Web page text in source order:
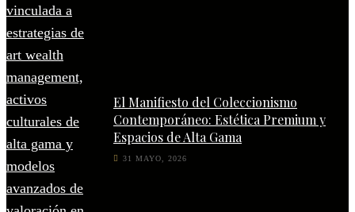
El Manifiesto del Coleccionismo
Contemporáneo: Estética Premium y
Espacios de Alta Gama
31 MAYO, 2026